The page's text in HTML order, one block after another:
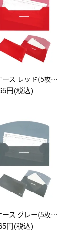
抗菌マスクケース レッド(5枚入り)
円(税込)
抗菌マスクケース グレー(5枚入り)
円(税込)